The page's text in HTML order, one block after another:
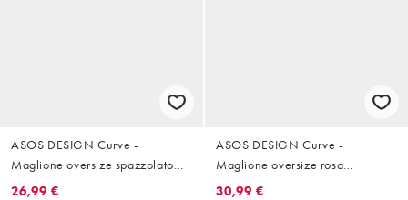
ASOS DESIGN Curve -
Maglione oversize spazzolato
color cioccolato con scollo a V
26,99 €
ASOS DESIGN Curve -
Maglione oversize rosa
spazzolato a righe
30,99 €